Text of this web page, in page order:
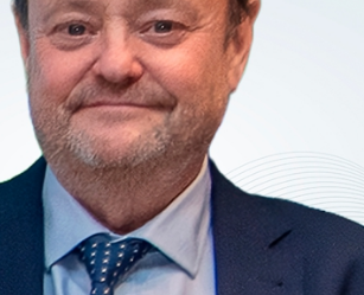
28/07/2026